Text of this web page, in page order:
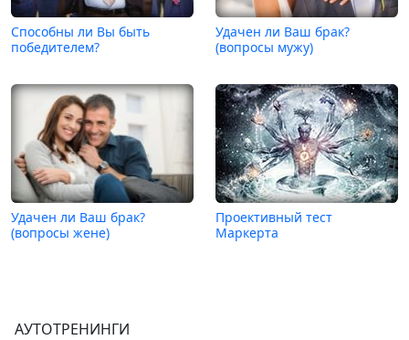
Способны ли Вы быть
победителем?
Удачен ли Ваш брак?
(вопросы мужу)
Удачен ли Ваш брак?
(вопросы жене)
Проективный тест
Маркерта
АУТОТРЕНИНГИ